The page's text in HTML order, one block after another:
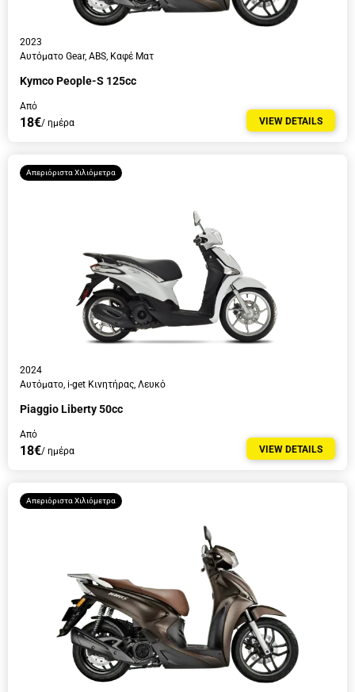
Συμφωνώ με τηνΠολιτική Απορρήτου.
Θα ήθελα να λαμβάνω ενημερωτικά email με νέα, ταξιδιωτικούς οδηγούς και
2023
Αυτόματο Gear, ABS, Καφέ Ματ
Kymco People-S 125cc
Από
18€/ ημέρα VIEW DETAILS
Απεριόριστα Χιλιόμετρα
2024
Αυτόματο, i-get Κινητήρας, Λευκό
Piaggio Liberty 50cc
Από
18€/ ημέρα VIEW DETAILS
Απεριόριστα Χιλιόμετρα